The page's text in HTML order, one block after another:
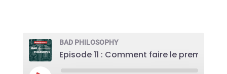
BAD PHILOSOPHY